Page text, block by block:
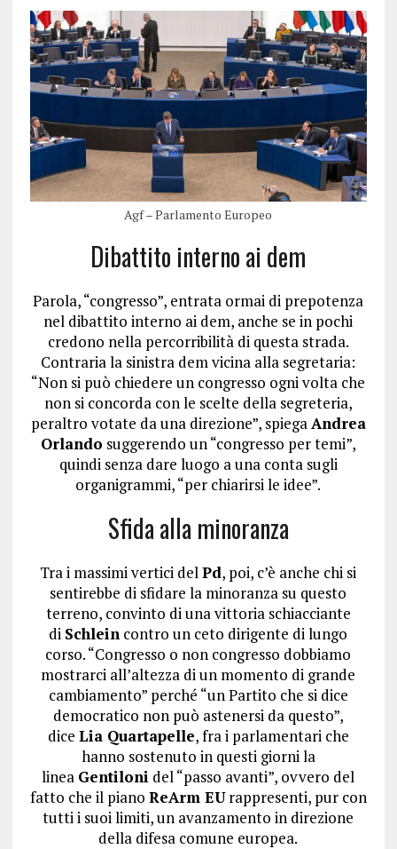
Agf – Parlamento Europeo
Dibattito interno ai dem
Parola, “congresso”, entrata ormai di prepotenza
nel dibattito interno ai dem, anche se in pochi
credono nella percorribilità di questa strada.
Contraria la sinistra dem vicina alla segretaria:
“Non si può chiedere un congresso ogni volta che
non si concorda con le scelte della segreteria,
peraltro votate da una direzione”, spiega Andrea
Orlando suggerendo un “congresso per temi”,
quindi senza dare luogo a una conta sugli
organigrammi, “per chiarirsi le idee”.
Sfida alla minoranza
Tra i massimi vertici delPd, poi, c’è anche chi si
sentirebbe di sfidare la minoranza su questo
terreno, convinto di una vittoria schiacciante
di Schlein contro un ceto dirigente di lungo
corso. “Congresso o non congresso dobbiamo
mostrarci all’altezza di un momento di grande
cambiamento” perché “un Partito che si dice
democratico non può astenersi da questo”,
dice Lia Quartapelle, fra i parlamentari che
hanno sostenuto in questi giorni la
linea Gentiloni del “passo avanti”, ovvero del
fatto che il piano ReArm EUrappresenti, pur con
tutti i suoi limiti, un avanzamento in direzione
della difesa comune europea.